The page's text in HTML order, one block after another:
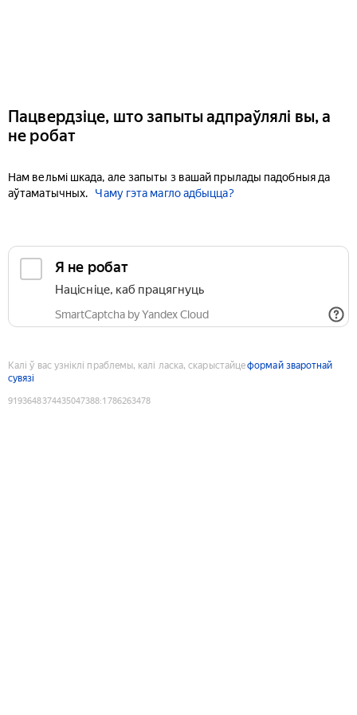
Пацвердзіце, што запыты адпраўлялі вы, а
не робат
Нам вельмі шкада, але запыты з вашай прылады падобныя да
аўтаматычных.
Чаму гэта магло адбыцца?
Я не робат
Націсніце, каб працягнуць
SmartCaptcha by Yandex Cloud
Калі ў вас узніклі праблемы, калі ласка, скарыстайцеформай зваротнай
сувязі
9193648374435047388:1786263478